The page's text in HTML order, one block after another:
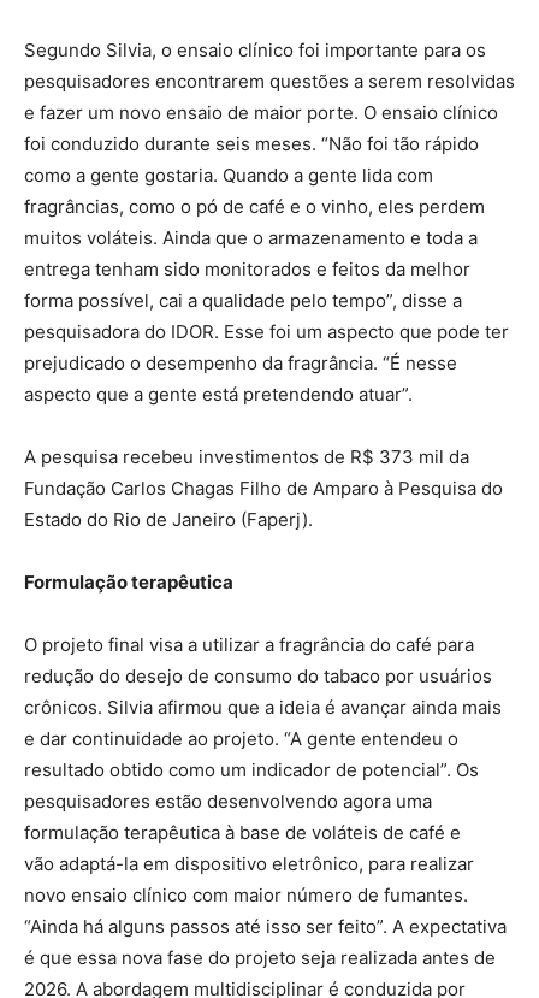
Segundo Silvia, o ensaio clínico foi importante para os
pesquisadores encontrarem questões a serem resolvidas
e fazer um novo ensaio de maior porte. O ensaio clínico
foi conduzido durante seis meses. “Não foi tão rápido
como a gente gostaria. Quando a gente lida com
fragrâncias, como o pó de café e o vinho, eles perdem
muitos voláteis. Ainda que o armazenamento e toda a
entrega tenham sido monitorados e feitos da melhor
forma possível, cai a qualidade pelo tempo”, disse a
pesquisadora do IDOR. Esse foi um aspecto que pode ter
prejudicado o desempenho da fragrância. “É nesse
aspecto que a gente está pretendendo atuar”.
A pesquisa recebeu investimentos de R$ 373 mil da
Fundação Carlos Chagas Filho de Amparo à Pesquisa do
Estado do Rio de Janeiro (Faperj).
Formulação terapêutica
O projeto final visa a utilizar a fragrância do café para
redução do desejo de consumo do tabaco por usuários
crônicos. Silvia afirmou que a ideia é avançar ainda mais
e dar continuidade ao projeto. “A gente entendeu o
resultado obtido como um indicador de potencial”. Os
pesquisadores estão desenvolvendo agora uma
formulação terapêutica à base de voláteis de café e
vão adaptá-la em dispositivo eletrônico, para realizar
novo ensaio clínico com maior número de fumantes.
“Ainda há alguns passos até isso ser feito”. A expectativa
é que essa nova fase do projeto seja realizada antes de
2026. A abordagem multidisciplinar é conduzida por